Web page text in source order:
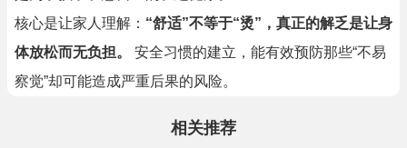
核心是让家人理解： “舒适”不等于“烫”，真正的解乏是让身
体放松而无负担。
安全习惯的建立，能有效预防那些“不易
察觉”却可能造成严重后果的风险。
相关推荐